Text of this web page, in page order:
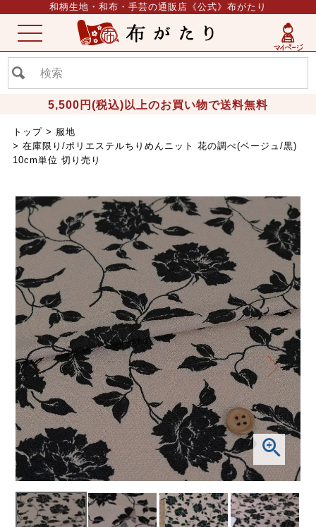
和柄生地・和布・手芸の通販店《公式》布がたり
5,500円(税込)以上のお買い物で送料無料
ME
NU
トップ
服地
在庫限り/ポリエステルちりめんニット 花の調べ(ベージュ/黒)
10cm単位 切り売り